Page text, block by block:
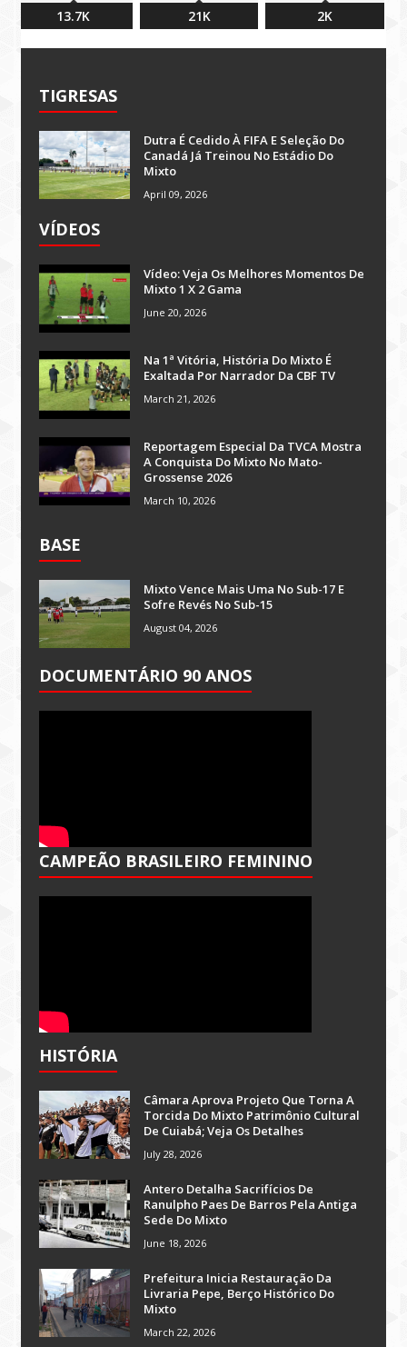
13.7K 21K 2K
TIGRESAS
Dutra É Cedido À FIFA E Seleção Do
Canadá Já Treinou No Estádio Do
Mixto
April 09, 2026
VÍDEOS
Vídeo: Veja Os Melhores Momentos De
Mixto 1 X 2 Gama
June 20, 2026
Na 1ª Vitória, História Do Mixto É
Exaltada Por Narrador Da CBF TV
March 21, 2026
Reportagem Especial Da TVCA Mostra
A Conquista Do Mixto No Mato-
Grossense 2026
March 10, 2026
BASE
Mixto Vence Mais Uma No Sub-17 E
Sofre Revés No Sub-15
August 04, 2026
DOCUMENTÁRIO 90 ANOS
CAMPEÃO BRASILEIRO FEMININO
HISTÓRIA
Câmara Aprova Projeto Que Torna A
Torcida Do Mixto Patrimônio Cultural
De Cuiabá; Veja Os Detalhes
July 28, 2026
Antero Detalha Sacrifícios De
Ranulpho Paes De Barros Pela Antiga
Sede Do Mixto
June 18, 2026
Prefeitura Inicia Restauração Da
Livraria Pepe, Berço Histórico Do
Mixto
March 22, 2026